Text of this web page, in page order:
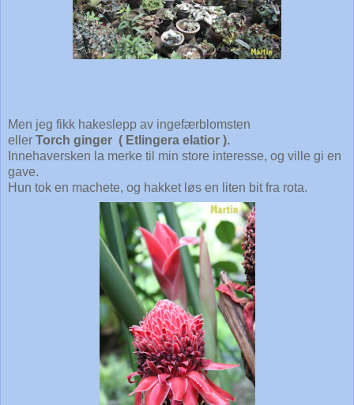
Men jeg fikk hakeslepp av ingefærblomsten
eller Torch ginger ( Etlingera elatior ).
Innehaversken la merke til min store interesse, og ville gi en
gave.
Hun tok en machete, og hakket løs en liten bit fra rota.